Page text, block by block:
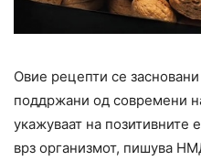
Овие рецепти се
поддржани од современи
укажуваат на
врз организмот, пишува